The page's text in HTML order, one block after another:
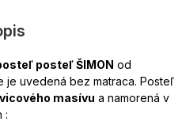
posteľ ŠIMON od
je uvedená bez matraca. Posteľ
masívu a namorená v
: